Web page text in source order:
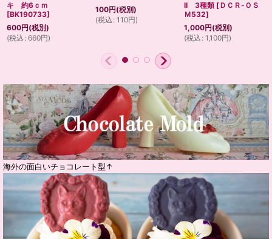
キ 約6ｃｍ
[BK190733]
600円(税別)
(税込 : 660円)
100円(税別)
(税込 : 110円)
II 3種類 [ＤＣＲ-ＯＳ
Ｍ532]
1,000円(税別)
(税込 : 1,100円)
海外の面白いチョコレート型↑